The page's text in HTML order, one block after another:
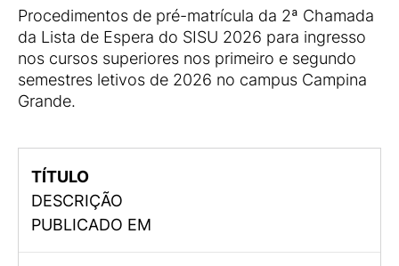
Procedimentos de pré-matrícula da 2ª Chamada
da Lista de Espera do SISU 2026 para ingresso
nos cursos superiores nos primeiro e segundo
semestres letivos de 2026 no campus Campina
Grande.
TÍTULO
DESCRIÇÃO
PUBLICADO EM